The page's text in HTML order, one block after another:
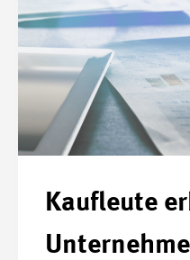
Kaufleute